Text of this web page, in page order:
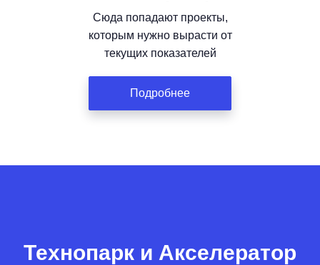
Сюда попадают проекты,
которым нужно вырасти от
текущих показателей
Подробнее
Технопарк и Акселератор